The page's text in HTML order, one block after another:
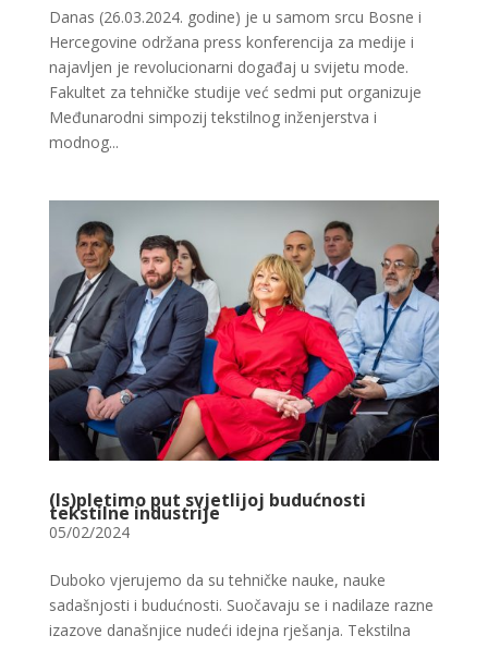
Danas (26.03.2024. godine) je u samom srcu Bosne i
Hercegovine održana press konferencija za medije i
najavljen je revolucionarni događaj u svijetu mode.
Fakultet za tehničke studije već sedmi put organizuje
Međunarodni simpozij tekstilnog inženjerstva i
modnog...
(Is)pletimo put svjetlijoj budućnosti
tekstilne industrije
05/02/2024
Duboko vjerujemo da su tehničke nauke, nauke
sadašnjosti i budućnosti. Suočavaju se i nadilaze razne
izazove današnjice nudeći idejna rješanja. Tekstilna